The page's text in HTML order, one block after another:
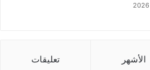
الأشهر تعليقات